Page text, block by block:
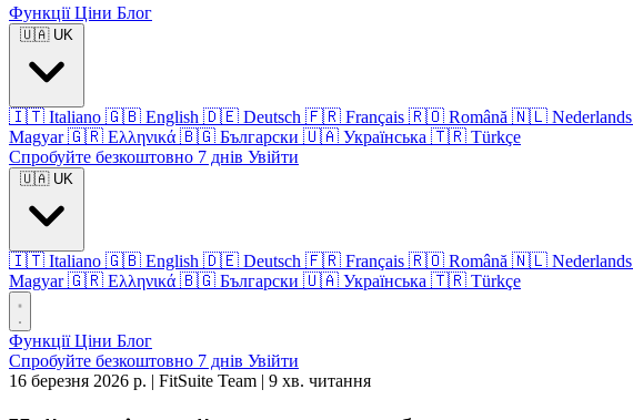
ФункціїЦіни Блог
🇺🇦 UK
🇮🇹 Italiano 🇬🇧 English 🇩🇪 Deutsch 🇫🇷 Français 🇷🇴 Română 🇳🇱 Nederlands
Magyar 🇬🇷 Ελληνικά 🇧🇬 Български 🇺🇦 Українська 🇹🇷 Türkçe
Спробуйте безкоштовно 7 днів Увійти
🇺🇦 UK
🇮🇹 Italiano 🇬🇧 English 🇩🇪 Deutsch 🇫🇷 Français 🇷🇴 Română 🇳🇱 Nederlands
Magyar 🇬🇷 Ελληνικά 🇧🇬 Български 🇺🇦 Українська 🇹🇷 Türkçe
ФункціїЦіни Блог
Спробуйте безкоштовно 7 днів Увійти
16 березня 2026 р. | FitSuite Team | 9 хв. читання